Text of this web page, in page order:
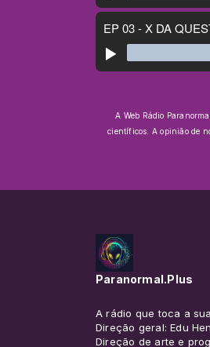
A Web Rádio
científicos. A opinião de
Paranormal.Plus
A rádio que toca a
Direção geral: Edu
Direção de arte e